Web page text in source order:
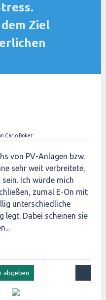
Ziel
Carlo Böker
von PV-Anlagen bzw.
sehr weit verbreitete,
Ich würde mich
zumal E-On mit
unterschiedliche
legt. Dabei scheinen sie